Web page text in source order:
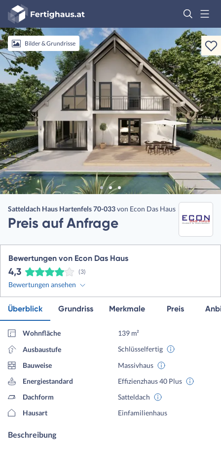
Fertighaus
Logo
AnmeldenBilder & Grundrisse
Satteldach Haus Hartenfels 70-033von Econ Das Haus
Preis auf Anfrage
Bewertungen von Econ Das Haus
4,3 (3)
Bewertungen ansehen
Überblick Grundriss Merkmale Preis
Wohnfläche
139 m²
Ausbaustufe
Schlüsselfertig
Bauweise
Massivhaus
Energiestandard
Effizienzhaus 40 Plus
Dachform
Satteldach
Hausart
Einfamilienhaus
Beschreibung